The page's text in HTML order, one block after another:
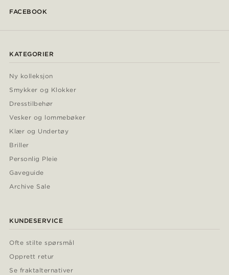
FACEBOOK
KATEGORIER
Ny kolleksjon
Smykker og Klokker
Dresstilbehør
Vesker og lommebøker
Klær og Undertøy
Briller
Personlig Pleie
Gaveguide
Archive Sale
KUNDESERVICE
Ofte stilte spørsmål
Opprett retur
Se fraktalternativer